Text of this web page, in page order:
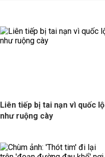
Liên tiếp bị tai nạn vì quốc lộ
như ruộng cày